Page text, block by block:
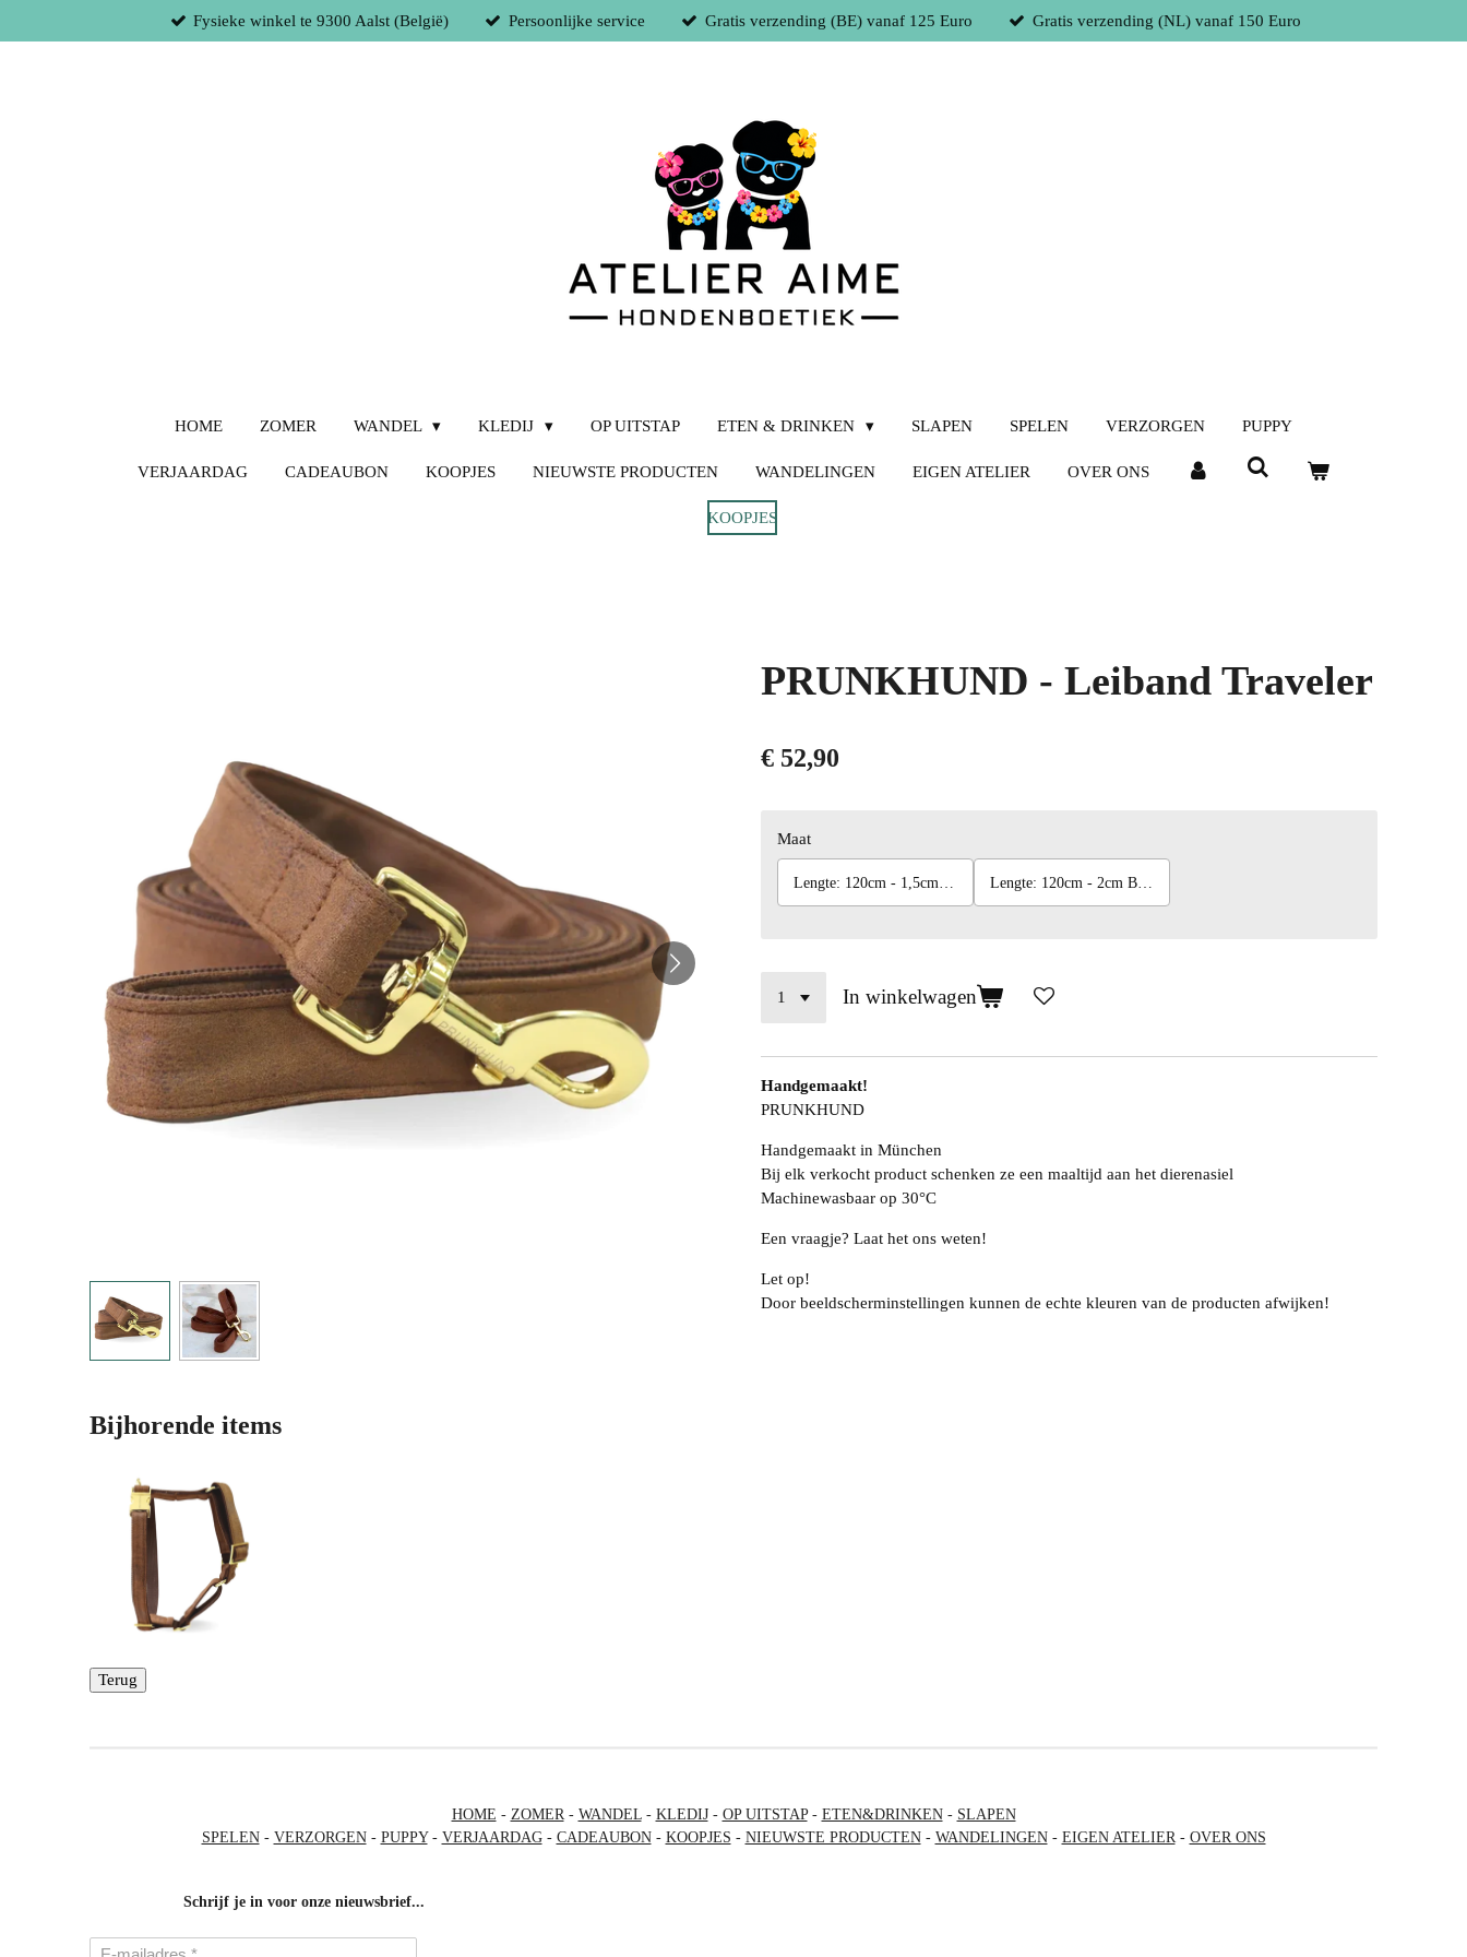
direct
Fysieke winkel te 9300 Aalst (België) Persoonlijke service Gratis verzending (BE) vanaf 125 Euro Gratis verzending (NL) vanaf 150 Euro
HOME ZOMER WANDEL KLEDIJ OP UITSTAP ETEN & DRINKEN SLAPEN SPELEN VERZORGEN PUPPY
VERJAARDAG CADEAUBON KOOPJES NIEUWSTE PRODUCTEN WANDELINGEN EIGEN ATELIER OVER ONS
KOOPJES
PRUNKHUND - Leiband Traveler
€ 52,90
Maat
Lengte: 120cm - 1,5cm Breed Lengte: 120cm - 2cm Breed
In winkelwagen
Handgemaakt!
PRUNKHUND
Handgemaakt in München
Bij elk verkocht product schenken ze een maaltijd aan het dierenasiel
Machinewasbaar op 30°C
Een vraagje? Laat het ons weten!
Let op!
Door beeldscherminstellingen kunnen de echte kleuren van de producten afwijken!
Bijhorende items
Terug
HOME - ZOMER- WANDEL- KLEDIJ- OP UITSTAP- ETEN&DRINKEN- SLAPEN
SPELEN- VERZORGEN- PUPPY- VERJAARDAG- CADEAUBON- KOOPJES - NIEUWSTE PRODUCTEN- WANDELINGEN- EIGEN ATELIER- OVER ONS
Schrijf je in voor onze nieuwsbrief...